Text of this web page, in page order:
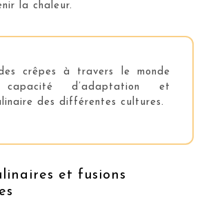
la chaleur.
crêpes à travers le monde
d’adaptation et
des différentes cultures.
et fusions